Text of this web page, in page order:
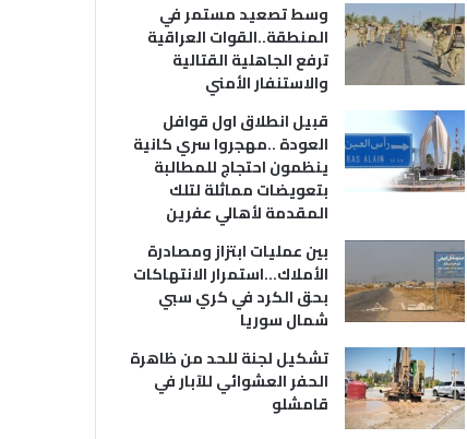
وسط تصعيد مستمر في
المنطقة..القوات العراقية
ترفع الجاهلية القتالية
والاستنفار الأمني
قبيل انطلاق اول قوافل
العودة ..مهجروا سري كانية
ينظمون احتجاج للمطالبة
بتعويضات مماثلة لتلك
المقدمة لأهالي عفرين
بين عمليات ابتزاز ومصادرة
الأملاك…استمرار الانتهاكات
بحق الكرد في كري سبي
شمال سوريا
تشكيل لجنة للحد من ظاهرة
الحفر العشوائي للآبار في
قامشلو